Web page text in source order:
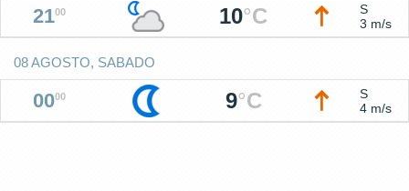
2100 10°C
S
3 m/s
08 AGOSTO, SABADO
0000 9°C
S
4 m/s